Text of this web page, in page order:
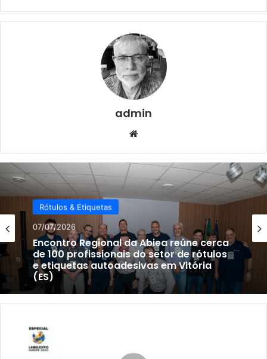
admin
Rótulos & Etiquetas
07/07/2026
Encontro Regional da Abiea reúne cerca
de 100 profissionais do setor de rótulos
e etiquetas autoadesivas em Vitória
(ES)
apresenta
sistemas